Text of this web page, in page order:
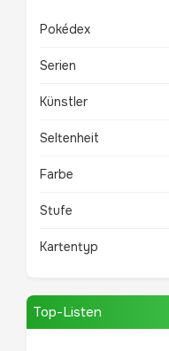
Pokédex
Serien
Künstler
Seltenheit
Farbe
Stufe
Kartentyp
Top-Listen